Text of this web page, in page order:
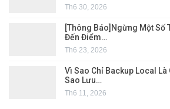
Th6 30, 2026
[Thông Báo]Ngừng Một Số
Đến Điểm…
Th6 23, 2026
Vì Sao Chỉ Backup Local
Sao Lưu…
Th6 11, 2026